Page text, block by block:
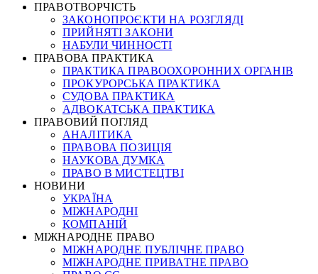
ПРАВОТВОРЧІСТЬ
ЗАКОНОПРОЄКТИ НА РОЗГЛЯДІ
ПРИЙНЯТІ ЗАКОНИ
НАБУЛИ ЧИННОСТІ
ПРАВОВА ПРАКТИКА
ПРАКТИКА ПРАВООХОРОННИХ ОРГАНІВ
ПРОКУРОРСЬКА ПРАКТИКА
СУДОВА ПРАКТИКА
АДВОКАТСЬКА ПРАКТИКА
ПРАВОВИЙ ПОГЛЯД
АНАЛІТИКА
ПРАВОВА ПОЗИЦІЯ
НАУКОВА ДУМКА
ПРАВО В МИСТЕЦТВІ
НОВИНИ
УКРАЇНА
МІЖНАРОДНІ
КОМПАНІЙ
МІЖНАРОДНЕ ПРАВО
МІЖНАРОДНЕ ПУБЛІЧНЕ ПРАВО
МІЖНАРОДНЕ ПРИВАТНЕ ПРАВО